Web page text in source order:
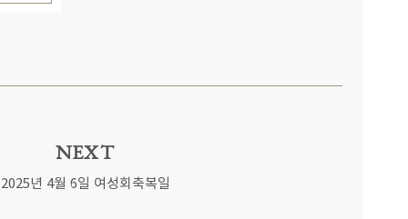
NEXT
2025년 4월 6일 여성회축복일